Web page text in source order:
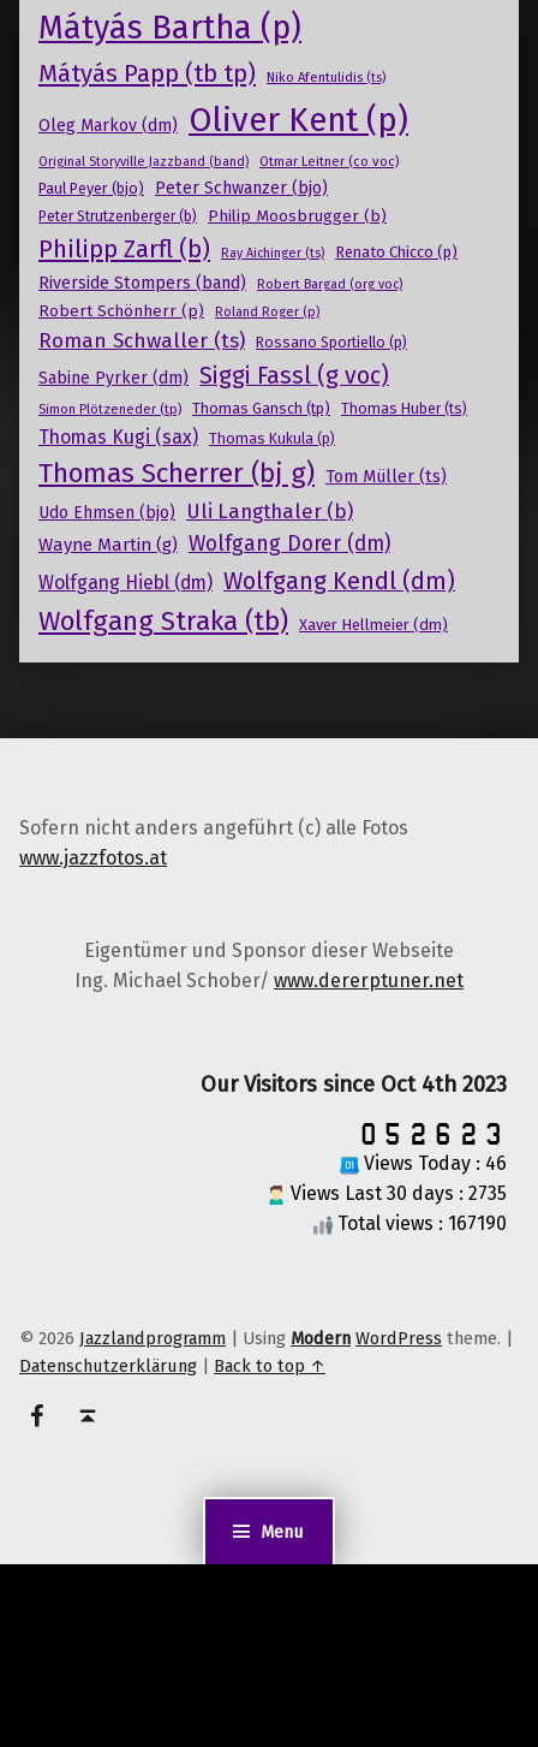
Menu
Mátyás Bartha (p)
Mátyás Papp (tb tp) Niko Afentulidis (ts)
Oleg Markov (dm) Oliver Kent (p)
Original Storyville Jazzband (band) Otmar Leitner (co voc)
Paul Peyer (bjo) Peter Schwanzer (bjo)
Peter Strutzenberger (b) Philip Moosbrugger (b)
Philipp Zarfl (b) Ray Aichinger (ts) Renato Chicco (p)
Riverside Stompers (band) Robert Bargad (org voc)
Robert Schönherr (p) Roland Roger (p)
Roman Schwaller (ts) Rossano Sportiello (p)
Sabine Pyrker (dm) Siggi Fassl (g voc)
Simon Plötzeneder (tp) Thomas Gansch (tp) Thomas Huber (ts)
Thomas Kugi (sax) Thomas Kukula (p)
Thomas Scherrer (bj g) Tom Müller (ts)
Udo Ehmsen (bjo)
Uli Langthaler (b)
Wayne Martin (g) Wolfgang Dorer (dm)
Wolfgang Hiebl (dm) Wolfgang Kendl (dm)
Wolfgang Straka (tb) Xaver Hellmeier (dm)
Sofern nicht anders angeführt (c) alle Fotos
www.jazzfotos.at
Eigentümer und Sponsor dieser Webseite
Ing. Michael Schober/ www.dererptuner.net
Our Visitors since Oct 4th 2023
Views Today : 46
Views Last 30 days : 2735
Total views : 167190
© 2026 Jazzlandprogramm | Using Modern WordPress theme. |
Datenschutzerklärung | Back to top ↑